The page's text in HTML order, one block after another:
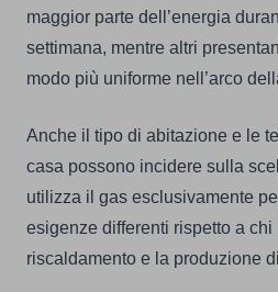
maggior parte dell’energia
settimana, mentre altri
modo più uniforme nell’arco
Anche il tipo di abitazione e le
casa possono incidere sulla
utilizza il gas esclusivamente
esigenze differenti rispetto a chi
riscaldamento e la produzione